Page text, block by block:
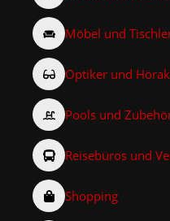
Möbel und
Optiker und
Pools und
Reisebüros und
Shopping